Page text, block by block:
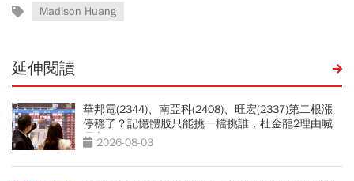
Madison Huang
延伸閱讀
華邦電(2344)、南亞科(2408)、旺宏(2337)第二根漲
停穩了？記憶體股只能挑一檔挑誰，杜金龍2理由喊
選它2026-08-03